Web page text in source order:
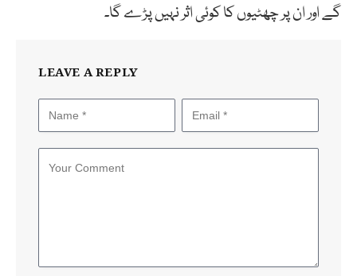
گے اور ان پر چھٹیوں کا کوئی اثر نہیں پڑے گا۔
LEAVE A REPLY